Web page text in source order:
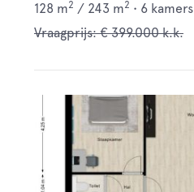
128 m2 / 243 m2 • 6 kamers
Vraagprijs: € 399.000 k.k.